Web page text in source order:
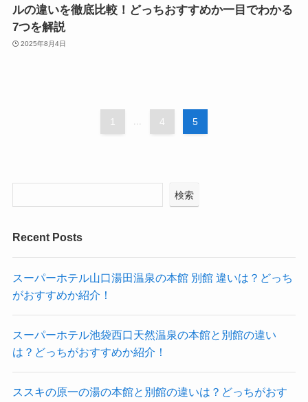
ルの違いを徹底比較！どっちおすすめか一目でわかる
7つを解説
2025年8月4日
1 ... 4 5
検索
Recent Posts
スーパーホテル山口湯田温泉の本館 別館 違いは？どっち
がおすすめか紹介！
スーパーホテル池袋西口天然温泉の本館と別館の違い
は？どっちがおすすめか紹介！
ススキの原一の湯の本館と別館の違いは？どっちがおす